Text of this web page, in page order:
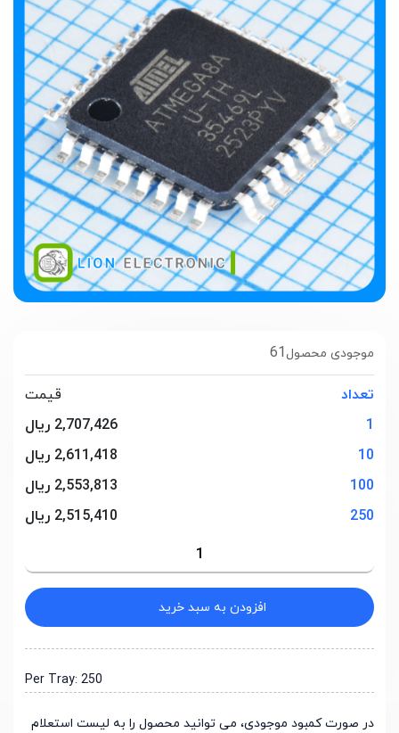
61 موجودی محصول
تعداد
قیمت
1
2,707,426 ریال
10
2,611,418 ریال
100
2,553,813 ریال
250
2,515,410 ریال
افزودن به سبد خرید
Per Tray: 250
در صورت کمبود موجودی، می توانید محصول را به لیست استعلام